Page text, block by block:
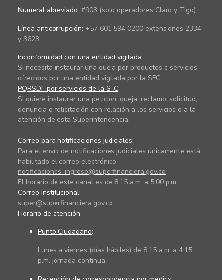
Numeral abreviado: #903 (solo operadores Claro y Tigo)
Línea anticorrupción: +57 601 594 0200 extensiones 2334
y 3623
Inconformidad con una entidad vigilada:
Si necesita instaurar una queja por productos o servicios
ofrecidos por una entidad vigilada por la SFC.
PQRSDF por servicios de la SFC:
Si quiere instaurar una petición, queja, reclamo, solicitud,
denuncia o felicitación con relación a los servicios o a la
atención de esta Superintendencia.
Correo para notificaciones judiciales:
Para el envío de notificaciones judiciales únicamente está
habilitado el correo electrónico
notificaciones_ingreso@superfinanciera.gov.co
El horario de este canal es de 8:15 a.m. a 5:00 p.m.
Correo institucional:
super@superfinanciera.gov.co
Horario de atención
Punto Ciudadano:
Lunes a viernes (días hábiles) de 8:15 a.m. a 4:15
p.m. jornada continua